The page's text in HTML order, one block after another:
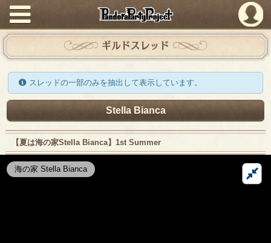
PandoraPartyProject
ギルドスレッド
スレッドの一部のみを抽出して表示しています。
Stella Bianca
【夏は海の家Stella Bianca】1st Summer
海の家 Stella Bianca